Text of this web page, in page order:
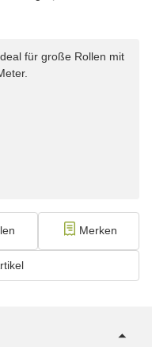
für große Rollen mit
Merken